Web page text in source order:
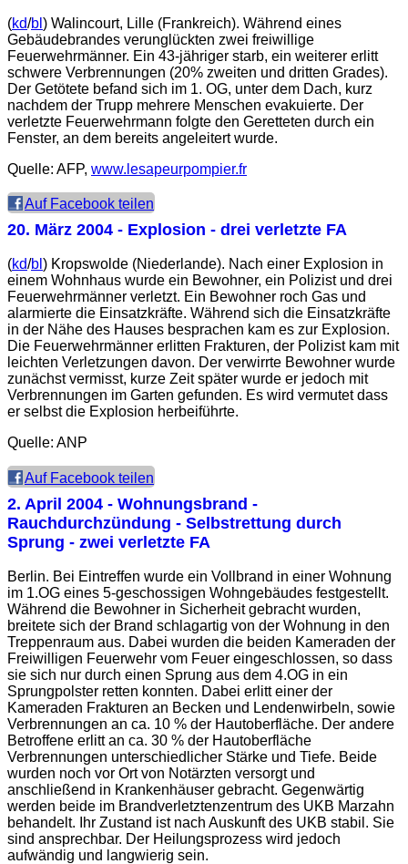
(kd/bl ) Walincourt, Lille (Frankreich). Während eines
Gebäudebrandes verunglückten zwei freiwillige
Feuerwehrmänner. Ein 43-jähriger starb, ein weiterer erlitt
schwere Verbrennungen (20% zweiten und dritten Grades).
Der Getötete befand sich im 1. OG, unter dem Dach, kurz
nachdem der Trupp mehrere Menschen evakuierte. Der
verletzte Feuerwehrmann folgte den Geretteten durch ein
Fenster, an dem bereits angeleitert wurde.
Quelle: AFP, www.lesapeurpompier.fr
Auf Facebook teilen
20. März 2004 - Explosion - drei verletzte FA
(kd/bl ) Kropswolde (Niederlande). Nach einer Explosion in
einem Wohnhaus wurde ein Bewohner, ein Polizist und drei
Feuerwehrmänner verletzt. Ein Bewohner roch Gas und
alarmierte die Einsatzkräfte. Während sich die Einsatzkräfte
in der Nähe des Hauses besprachen kam es zur Explosion.
Die Feuerwehrmänner erlitten Frakturen, der Polizist kam mit
leichten Verletzungen davon. Der verwirrte Bewohner wurde
zunächst vermisst, kurze Zeit später wurde er jedoch mit
Verbrennungen im Garten gefunden. Es wird vermutet dass
er selbst die Explosion herbeiführte.
Quelle: ANP
Auf Facebook teilen
2. April 2004 - Wohnungsbrand -
Rauchdurchzündung - Selbstrettung durch
Sprung - zwei verletzte FA
Berlin. Bei Eintreffen wurde ein Vollbrand in einer Wohnung
im 1.OG eines 5-geschossigen Wohngebäudes festgestellt.
Während die Bewohner in Sicherheit gebracht wurden,
breitete sich der Brand schlagartig von der Wohnung in den
Treppenraum aus. Dabei wurden die beiden Kameraden der
Freiwilligen Feuerwehr vom Feuer eingeschlossen, so dass
sie sich nur durch einen Sprung aus dem 4.OG in ein
Sprungpolster retten konnten. Dabei erlitt einer der
Kameraden Frakturen an Becken und Lendenwirbeln, sowie
Verbrennungen an ca. 10 % der Hautoberfläche. Der andere
Betroffene erlitt an ca. 30 % der Hautoberfläche
Verbrennungen unterschiedlicher Stärke und Tiefe. Beide
wurden noch vor Ort von Notärzten versorgt und
anschließend in Krankenhäuser gebracht. Gegenwärtig
werden beide im Brandverletztenzentrum des UKB Marzahn
behandelt. Ihr Zustand ist nach Auskunft des UKB stabil. Sie
sind ansprechbar. Der Heilungsprozess wird jedoch
aufwändig und langwierig sein.